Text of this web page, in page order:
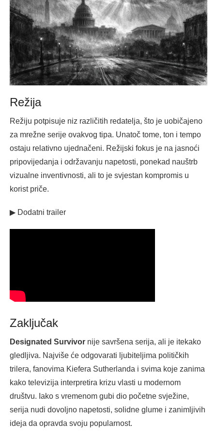
Režija
Režiju potpisuje niz različitih redatelja, što je uobičajeno
za mrežne serije ovakvog tipa. Unatoč tome, ton i tempo
ostaju relativno ujednačeni. Režijski fokus je na jasnoći
pripovijedanja i održavanju napetosti, ponekad nauštrb
vizualne inventivnosti, ali to je svjestan kompromis u
korist priče.
▶ Dodatni trailer
Zaključak
Designated Survivor nije savršena serija, ali je itekako
gledljiva. Najviše će odgovarati ljubiteljima političkih
trilera, fanovima Kiefera Sutherlanda i svima koje zanima
kako televizija interpretira krizu vlasti u modernom
društvu. Iako s vremenom gubi dio početne svježine,
serija nudi dovoljno napetosti, solidne glume i zanimljivih
ideja da opravda svoju popularnost.